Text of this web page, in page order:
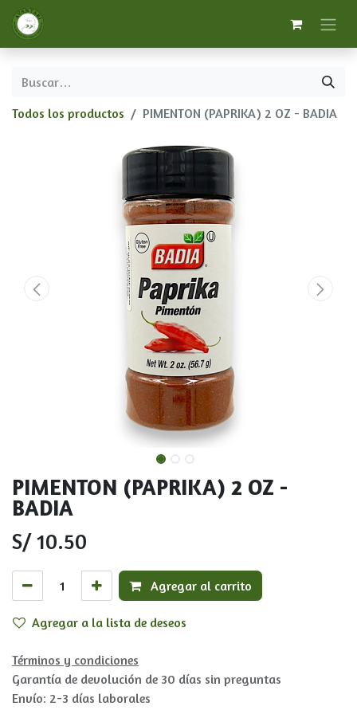
Todos los productos PIMENTON (PAPRIKA) 2 OZ - BADIA
PIMENTON (PAPRIKA) 2 OZ -
BADIA
S/10.50
Agregar al carrito
Agregar a la lista de deseos
Términos y condiciones
Garantía de devolución de 30 días sin preguntas
Envío: 2-3 días laborales